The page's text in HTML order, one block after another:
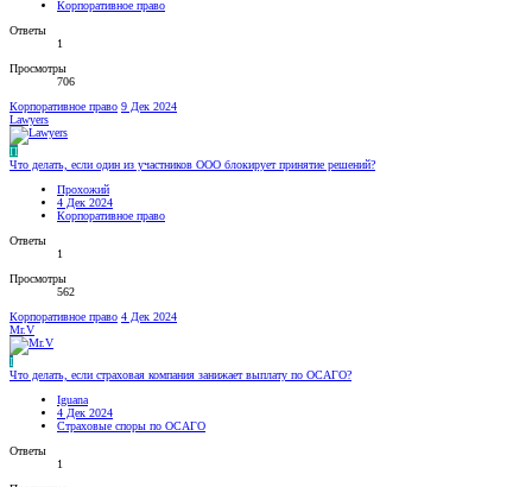
Корпоративное право
Ответы
1
Просмотры
706
Корпоративное право 9 Дек 2024
Lawyers
П
Что делать, если один из участников ООО блокирует принятие решений?
Прохожий
4 Дек 2024
Корпоративное право
Ответы
1
Просмотры
562
Корпоративное право 4 Дек 2024
Mr.V
I
Что делать, если страховая компания занижает выплату по ОСАГО?
Iguana
4 Дек 2024
Страховые споры по ОСАГО
Ответы
1